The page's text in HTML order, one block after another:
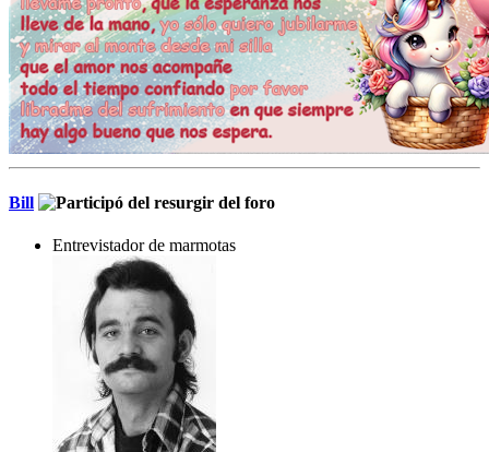
Bill
Entrevistador de marmotas